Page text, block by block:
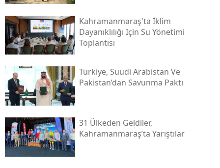
Kahramanmaraş'ta İklim
Dayanıklılığı Için Su Yönetimi
Toplantısı
Türkiye, Suudi Arabistan Ve
Pakistan’dan Savunma Paktı
31 Ülkeden Geldiler,
Kahramanmaraş’ta Yarıştılar